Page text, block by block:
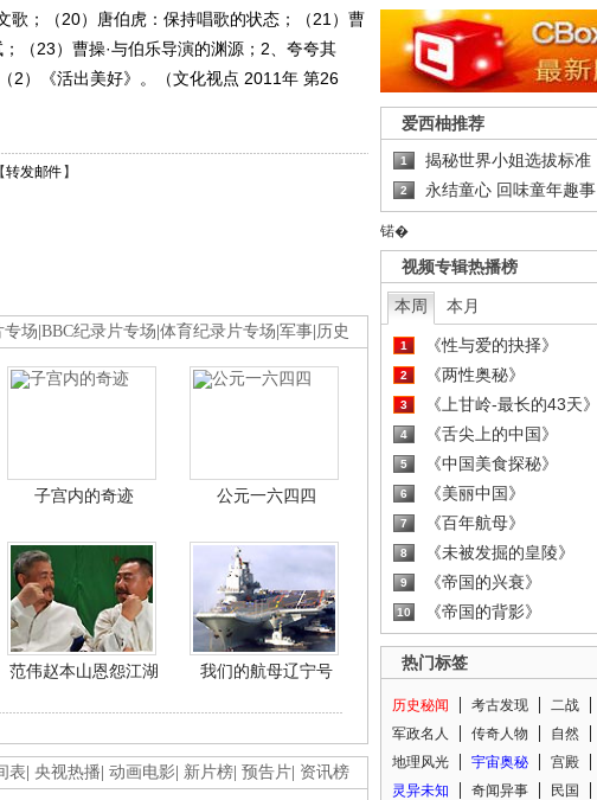
歌；（20）唐伯虎：保持唱歌的状态；（21）曹
（23）曹操·与伯乐导演的渊源；2、夸夸其
2）《活出美好》。（文化视点 2011年 第26
转发邮件 】
专场 BBC纪录片专场 体育纪录片专场 军事 历史
子宫内的奇迹 公元一六四四
范伟赵本山恩怨江湖 我们的航母辽宁号
表 央视热播 动画电影 新片榜 预告片 资讯榜
爱西柚推荐
1 揭秘世界小姐选拔标准
2 永结童心 回味童年趣事
锘�
视频专辑热播榜
本周 本月
1 《性与爱的抉择》
2 《两性奥秘》
3 《上甘岭-最长的43天》
4 《舌尖上的中国》
5 《中国美食探秘》
6 《美丽中国》
7 《百年航母》
8 《未被发掘的皇陵》
9 《帝国的兴衰》
10 《帝国的背影》
热门标签
历史秘闻 考古发现 二战
军政名人
传奇人物 自然
地理风光
宇宙奥秘 宫殿
灵异未知
奇闻异事 民国